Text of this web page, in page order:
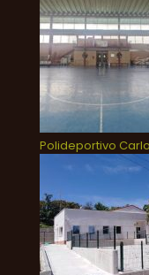
Polideportivo